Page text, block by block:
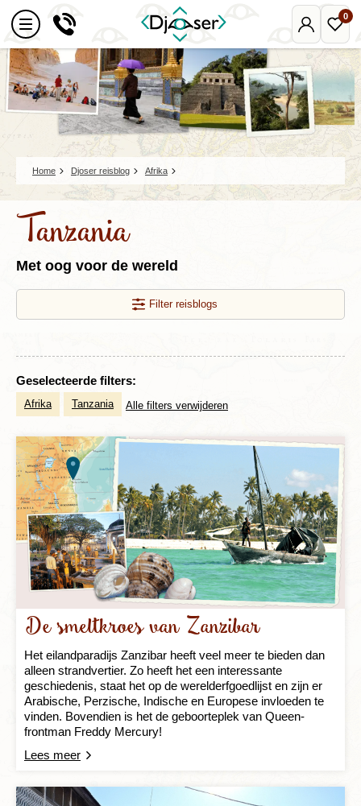
Mijn
Djoser
0
Home Djoser reisblog Afrika
Tanzania
Met oog voor de wereld
Filter reisblogs
Geselecteerde filters:
Afrika Tanzania Alle filters verwijderen
De smeltkroes van Zanzibar
Het eilandparadijs Zanzibar heeft veel meer te bieden dan
alleen strandvertier. Zo heeft het een interessante
geschiedenis, staat het op de werelderfgoedlijst en zijn er
Arabische, Perzische, Indische en Europese invloeden te
vinden. Bovendien is het de geboorteplek van Queen-
frontman Freddy Mercury!
Lees meer